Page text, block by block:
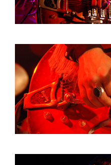
HOME
PHOTOSNEWS